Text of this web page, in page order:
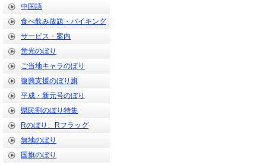
中国語
食べ飲み放題・バイキング
サービス・案内
蛍光のぼり
ご当地キャラのぼり
復興支援のぼり旗
平成・新元号のぼり
県民割のぼり特集
Rのぼり、Rフラッグ
無地のぼり
国旗のぼり